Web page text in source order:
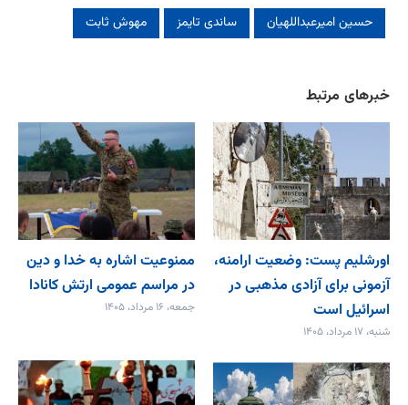
حسین امیرعبداللهیان ساندی تایمز مهوش ثابت
خبرهای مرتبط
اورشلیم پست: وضعیت ارامنه،
آزمونی برای آزادی مذهبی در
اسرائیل است
شنبه، ۱۷ مرداد، ۱۴۰۵
ممنوعیت اشاره به خدا و دین
در مراسم عمومی ارتش کانادا
جمعه، ۱۶ مرداد، ۱۴۰۵